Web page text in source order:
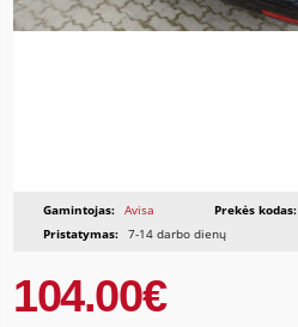
Gamintojas: Avisa Prekės kodas:
Pristatymas: 7-14 darbo dienų
104.00€